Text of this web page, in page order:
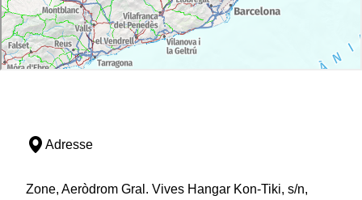
Adresse
Zone, Aeròdrom Gral. Vives Hangar Kon-Tiki, s/n,